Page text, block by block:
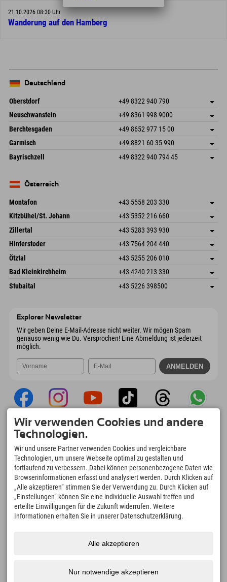
21.10.2026 08:30 Uhr
Wanderung auf den Hamberg
Deutschland
Oberstdorf +49 8322 940 790
An der Breitach 3
Deutschland
Adresse speichern
Buchen
Neuschwanstein +49 8361 998 9000
An der Riese 45
87484 Nesselwang im Allgäu
Deutschland
Adresse speichern
Anreiseinfos
Buchen
Berchtesgaden +49 8652 977 15 00
Hofreitstr. 7
Deutschland
Adresse speichern
Buchen
Garmisch +49 8821 60 35 990
Frickenstraße 22
82490 Farchant
Adresse speichern
Anreiseinfos
Bayrischzell +49 8322 940 794 45
Deutschland
Österreich
Montafon +43 5558 203 330
Dorfstr. 127b
6793 Gaschurn/Montafon
Österreich
Adresse speichern
Buchen
Kitzbühel/St. Johann +43 5352 216 660
Speckbacherstraße 87
6380 St. Johann in Tirol
Österreich
Adresse speichern
Anreiseinfos
Buchen
Zillertal +43 5283 393 930
Schmiedau 2
Österreich
Adresse speichern
Buchen
Hinterstoder +43 7564 204 440
Freizeitpark 10
4573 Hinterstoder
Österreich
Adresse speichern
Anreiseinfos
Buchen
Ötztal +43 5255 206 010
Gscheat 14
Österreich
Adresse speichern
Buchen
Bad Kleinkirchheim +43 4240 213 330
Dorfstraße 24
9546 Bad Kleinkirchheim
Adresse speichern
Anreiseinfos
Stubaital +43 5226 398500
Explorer Newsletter
Wir geben Deine E-Mail-Adresse nicht weiter. Wir mögen Spam
genauso wenig wie Du. Versprochen! Eine Abmeldung ist jederzeit
möglich.
Explorer App
Upload Deiner #ExplorerMoments, Mein
Explorer To Go mit Buchungsübersicht,
Bucketlist, Restaurantübersicht uvm. Jetzt
downloaden!
Zeit für Explorer Moments
166 4.634km
Pisten zum Skifahren und
97
Wir verwenden Cookies und andere
Technologien.
Wir und unsere Partner verwenden Cookies und vergleichbare
Technologien, um unsere Webseite optimal zu gestalten und
fortlaufend zu verbessern. Dabei können personenbezogene Daten wie
Browserinformationen erfasst und analysiert werden. Durch Klicken auf
„Alle akzeptieren“ stimmen Sie der Verwendung zu. Durch Klicken auf
„Einstellungen“ können Sie eine individuelle Auswahl treffen und
erteilte Einwilligungen für die Zukunft widerrufen. Weitere
Informationen erhalten Sie in unserer Datenschutzerklärung.
Alle akzeptieren
Nur notwendige akzeptieren